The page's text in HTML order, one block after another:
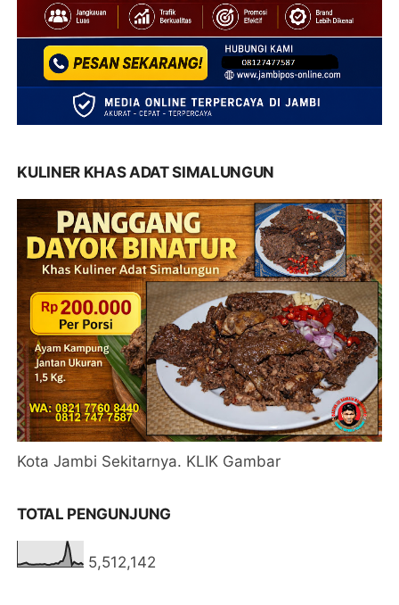
KULINER KHAS ADAT SIMALUNGUN
Kota Jambi Sekitarnya. KLIK Gambar
TOTAL PENGUNJUNG
5,512,142